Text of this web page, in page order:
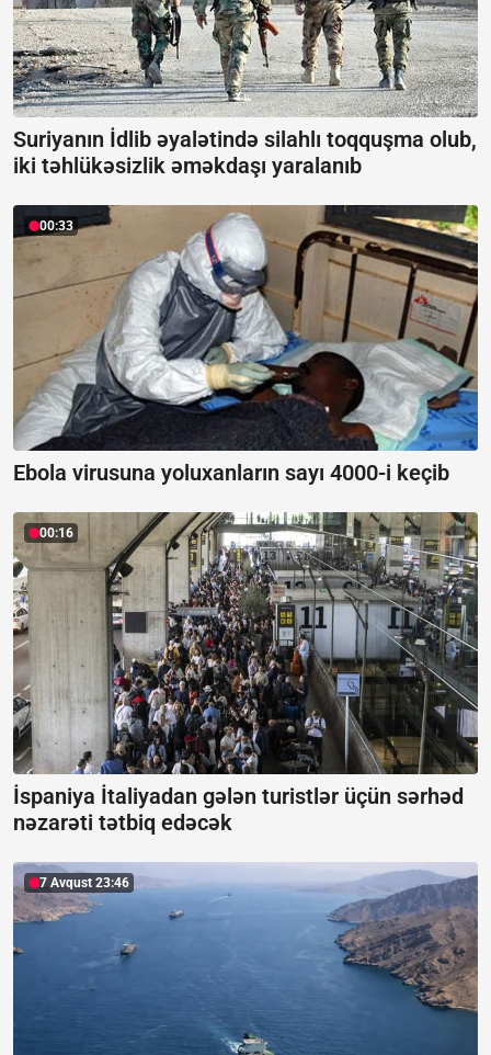
Suriyanın İdlib əyalətində silahlı toqquşma olub,
iki təhlükəsizlik əməkdaşı yaralanıb
00:33
Ebola virusuna yoluxanların sayı 4000-i keçib
00:16
İspaniya İtaliyadan gələn turistlər üçün sərhəd
nəzarəti tətbiq edəcək
7 Avqust 23:46